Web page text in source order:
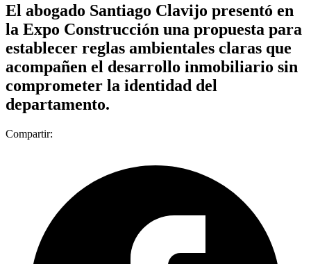
El abogado Santiago Clavijo presentó en
la Expo Construcción una propuesta para
establecer reglas ambientales claras que
acompañen el desarrollo inmobiliario sin
comprometer la identidad del
departamento.
Compartir: